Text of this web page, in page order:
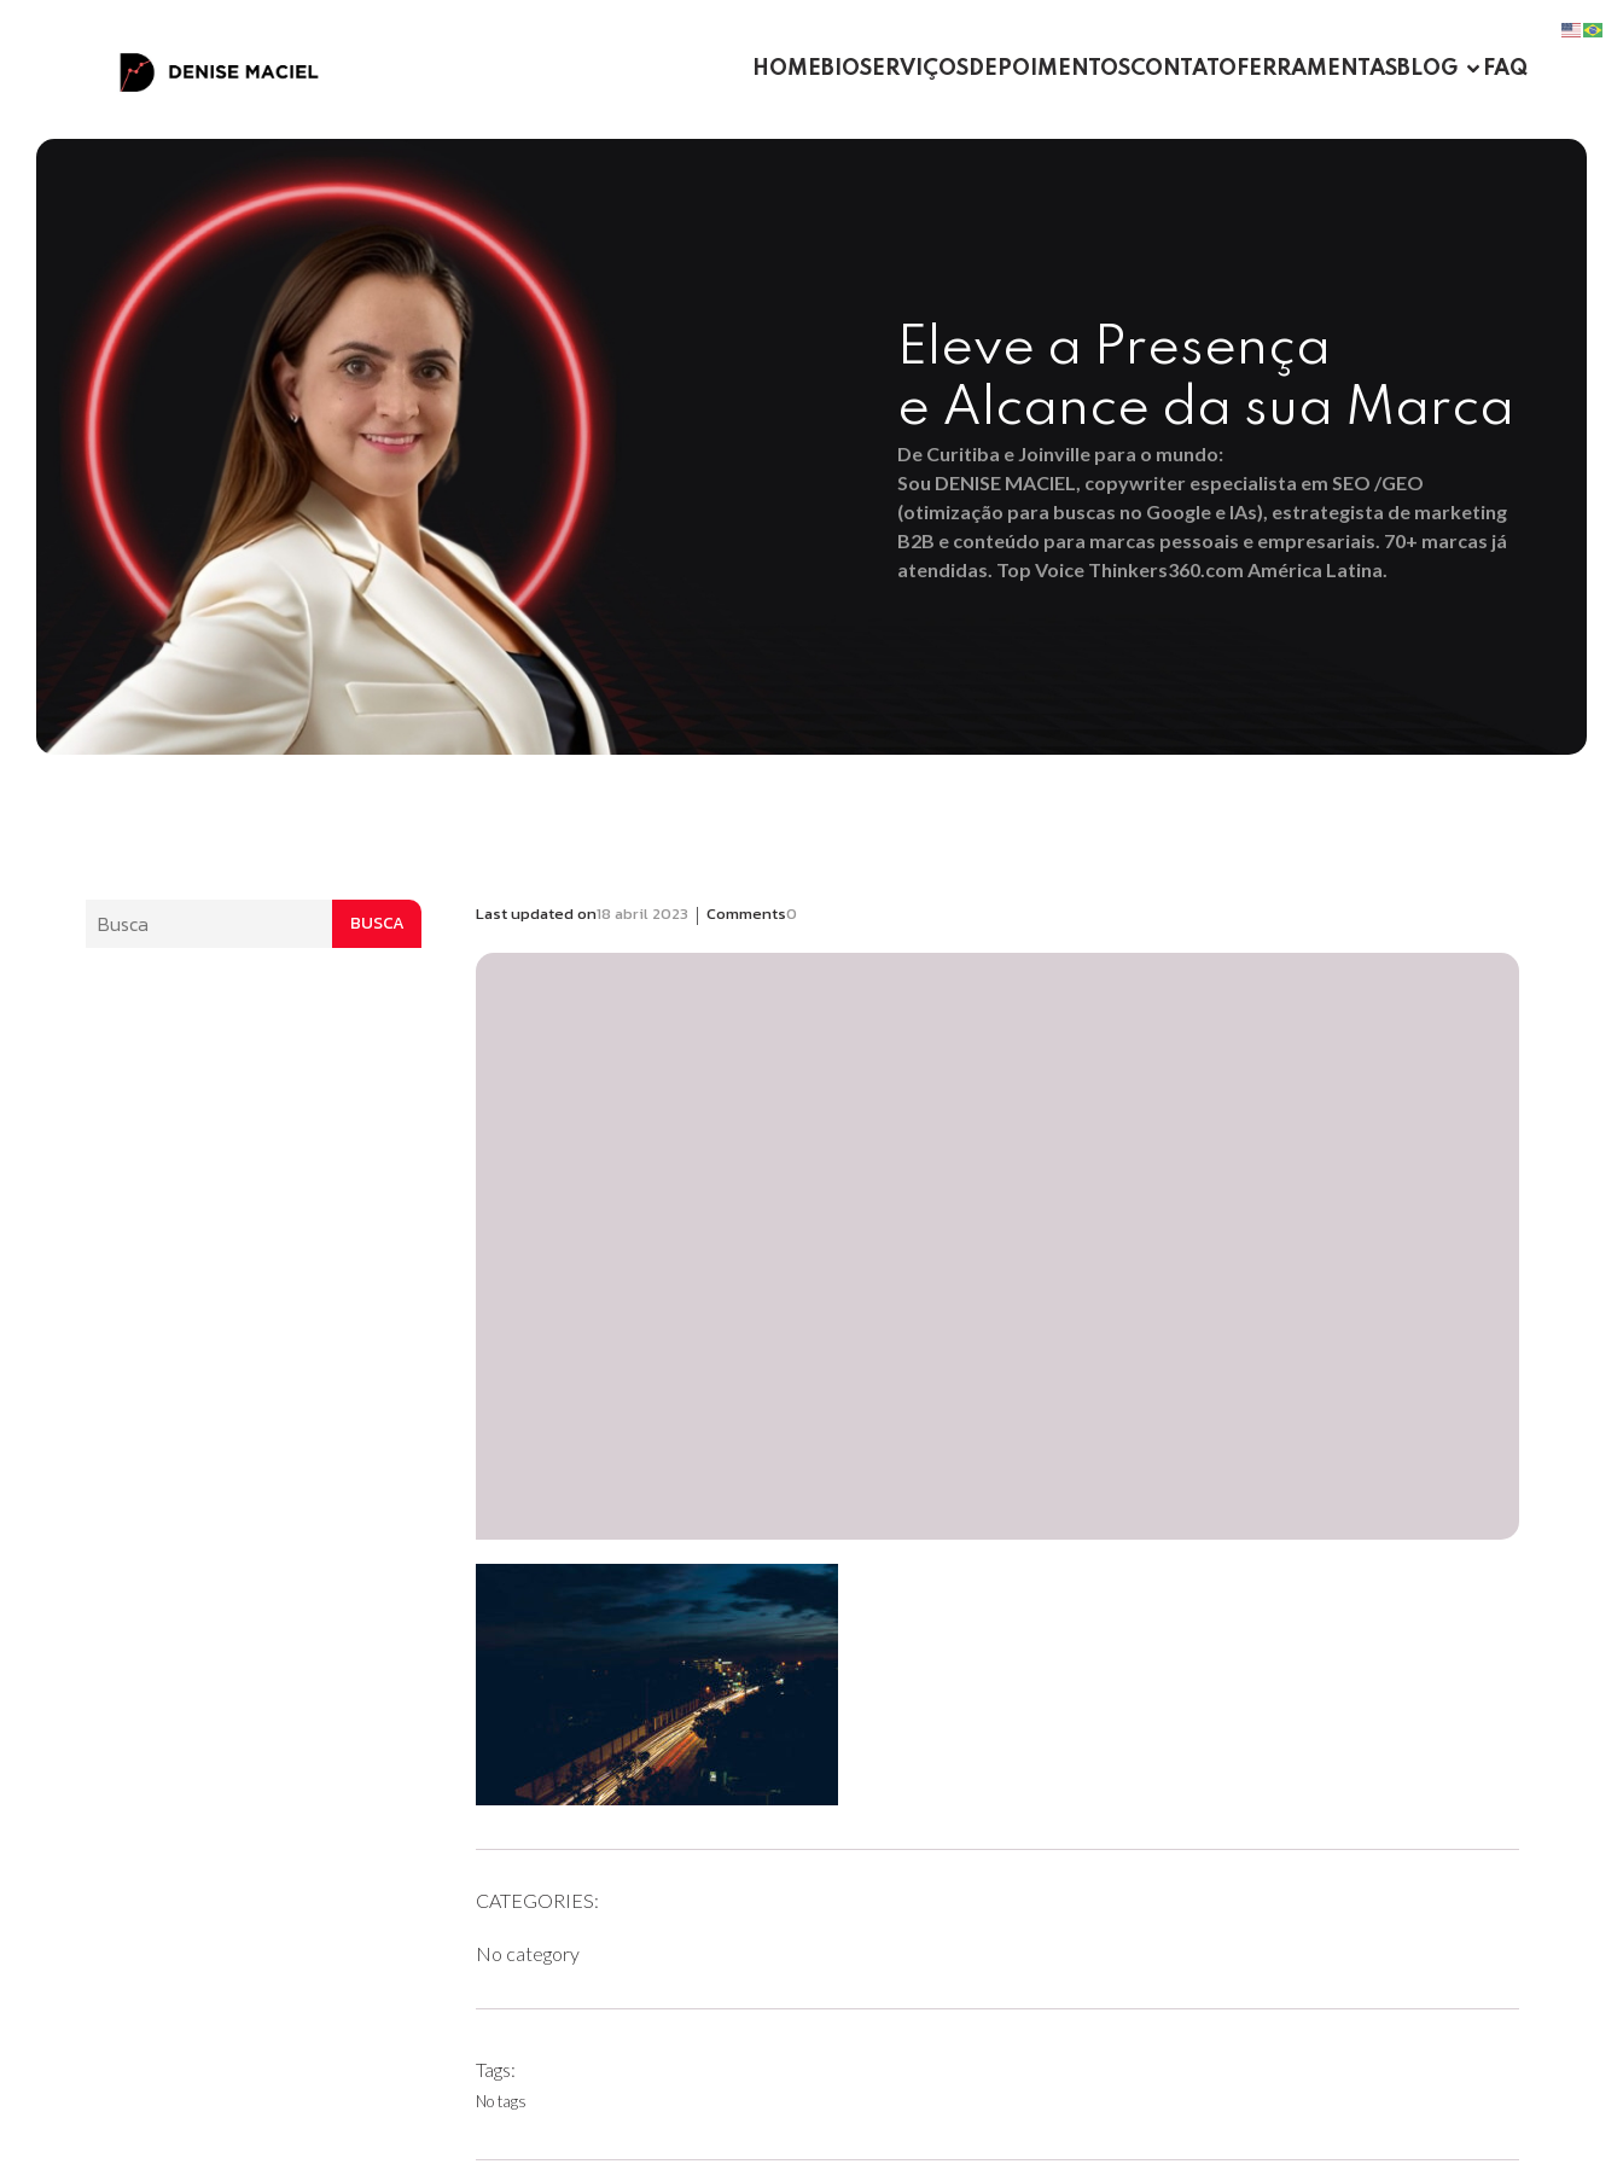
HOME BIOSERVIÇOS DEPOIMENTOSCONTATO FERRAMENTASBLOG FAQ
Eleve a Presença
e Alcance da sua Marca
De Curitiba e Joinville para o mundo:
Sou DENISE MACIEL, copywriter especialista em SEO /GEO
(otimização para buscas no Google e IAs), estrategista de marketing
B2B e conteúdo para marcas pessoais e empresariais. 70+ marcas já
atendidas. Top Voice Thinkers360.com América Latina.
BUSCA Last updated on18 abril 2023 | Comments0
CATEGORIES:
No category
Tags:
No tags